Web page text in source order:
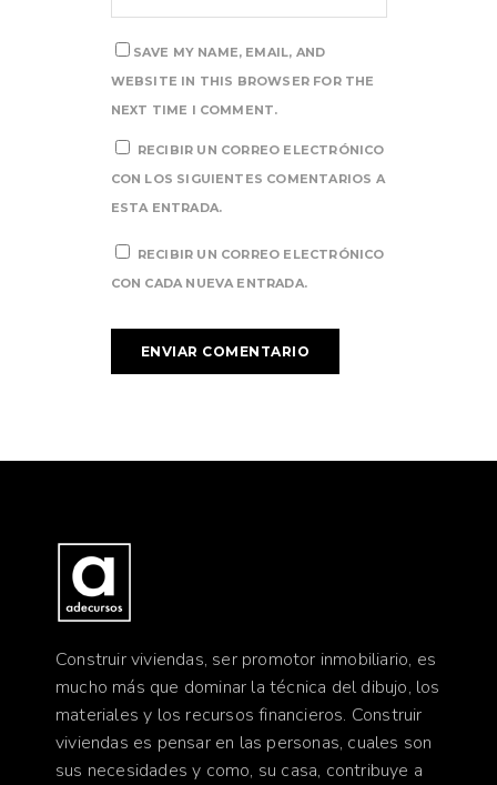
SAVE MY NAME, EMAIL, AND
WEBSITE IN THIS BROWSER FOR THE
NEXT TIME I COMMENT.
RECIBIR UN CORREO ELECTRÓNICO
CON LOS SIGUIENTES COMENTARIOS A
ESTA ENTRADA.
RECIBIR UN CORREO ELECTRÓNICO
CON CADA NUEVA ENTRADA.
Construir viviendas, ser promotor inmobiliario, es
mucho más que dominar la técnica del dibujo, los
materiales y los recursos financieros. Construir
viviendas es pensar en las personas, cuales son
sus necesidades y como, su casa, contribuye a